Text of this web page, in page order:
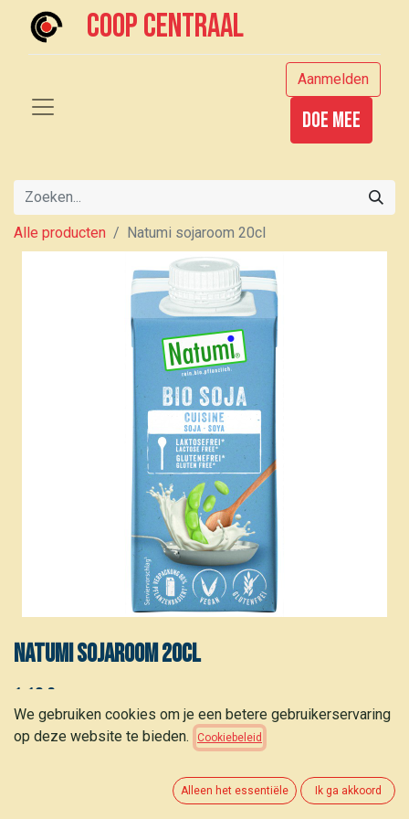
Coop centraal
Aanmelden
Doe mee
Alle producten Natumi sojaroom 20cl
Natumi sojaroom 20cl
1,10 €
TOEVOEGEN AAN WINKELMANDJE
We gebruiken cookies om je een betere gebruikerservaring
op deze website te bieden.
Cookiebeleid
Alleen het essentiële Ik ga akkoord